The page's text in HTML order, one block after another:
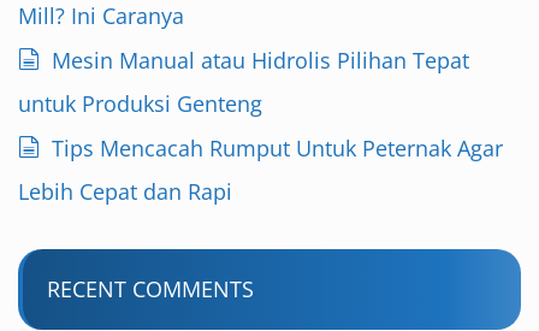
Mill? Ini Caranya
Mesin Manual atau Hidrolis Pilihan Tepat
untuk Produksi Genteng
Tips Mencacah Rumput Untuk Peternak Agar
Lebih Cepat dan Rapi
RECENT COMMENTS